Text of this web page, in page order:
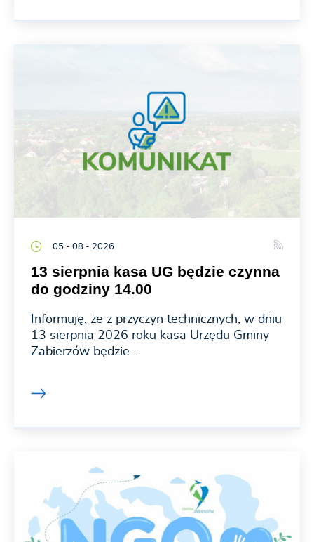
05 - 08 - 2026
13 sierpnia kasa UG będzie czynna
do godziny 14.00
Informuję, że z przyczyn technicznych, w dniu
13 sierpnia 2026 roku kasa Urzędu Gminy
Zabierzów będzie...